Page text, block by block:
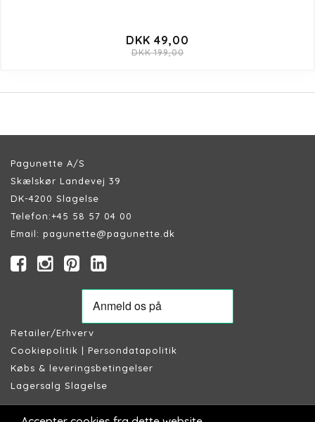
DKK 49,00
DKK 199,00
Pagunette A/S
Skælskør Landevej 39
DK-4200 Slagelse
Telefon:+45 58 57 04 00
Email: pagunette@pagunette.dk
Retailer/Erhverv
Cookiepolitik | Persondatapolitik
Købs & leveringsbetingelser
Lagersalg Slagelse